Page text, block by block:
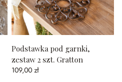
Podstawka pod garnki,
zestaw 2 szt. Gratton
109,00 zł